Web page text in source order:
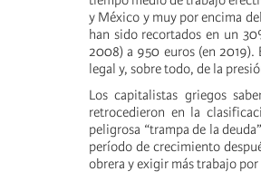
y México y muy por encima
han sido recortados en un
2008) a 950 euros (en
legal y, sobre todo, de la
Los capitalistas griegos
retrocedieron en la
peligrosa “trampa de la
período de crecimiento
obrera y exigir más trabajo